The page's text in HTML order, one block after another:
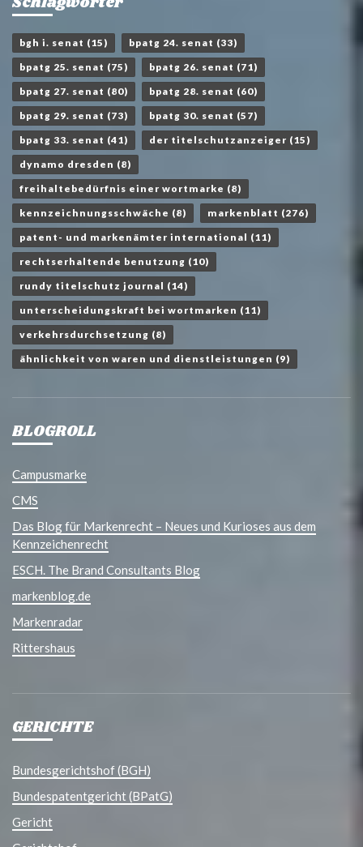
bgh i. senat (15) bpatg 24. senat (33)
bpatg 25. senat (75) bpatg 26. senat (71)
bpatg 27. senat (80) bpatg 28. senat (60)
bpatg 29. senat (73) bpatg 30. senat (57)
bpatg 33. senat (41) der titelschutzanzeiger (15)
dynamo dresden (8)
freihaltebedürfnis einer wortmarke (8)
kennzeichnungsschwäche (8) markenblatt (276)
patent- und markenämter international (11)
rechtserhaltende benutzung (10)
rundy titelschutz journal (14)
unterscheidungskraft bei wortmarken (11)
verkehrsdurchsetzung (8)
ähnlichkeit von waren und dienstleistungen (9)
BLOGROLL
Campusmarke
CMS
Das Blog für Markenrecht – Neues und Kurioses aus dem
Kennzeichenrecht
ESCH. The Brand Consultants Blog
markenblog.de
Markenradar
Rittershaus
GERICHTE
Bundesgerichtshof (BGH)
Bundespatentgericht (BPatG)
Gericht